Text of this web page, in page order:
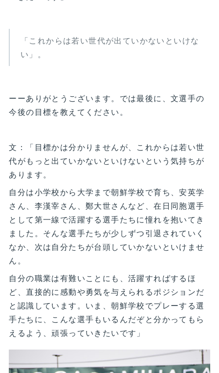
「これからは若い世代が出ていかないといけな
い」。
ーーありがとうございます。では最後に、文選手の
今後の目標を教えてください。
文：「目標かは分かりませんが、これからは若い世
代がもっと出ていかないといけないという気持ちが
あります。
自分は小学校から大学まで朝鮮学校で育ち、安英学
さん、李漢宰さん、鄭大世さんなど、在日同胞選手
として第一線で活躍する選手たちに憧れを抱いてき
ました。そんな選手たちが少しずつ引退されていく
なか、次は自分たちが台頭していかないといけませ
ん。
自分の職業は有難いことにも、活躍すればするほ
ど、直接的に感動や勇気を与えられるポジションだ
と認識しています。いま、朝鮮学校でプレーする選
手たちに、こんな選手もいるんだぞと分かってもら
えるよう、頑張っていきたいです」